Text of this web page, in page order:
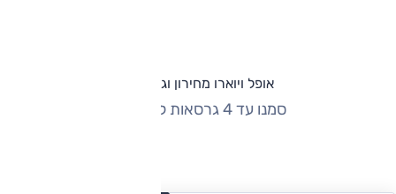
אופל ויוארו מחירון וגרסאות
סמנו עד 4 גרסאות להשוואה